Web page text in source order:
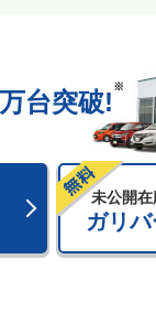
万台突破!
※
未公開在
ガリ